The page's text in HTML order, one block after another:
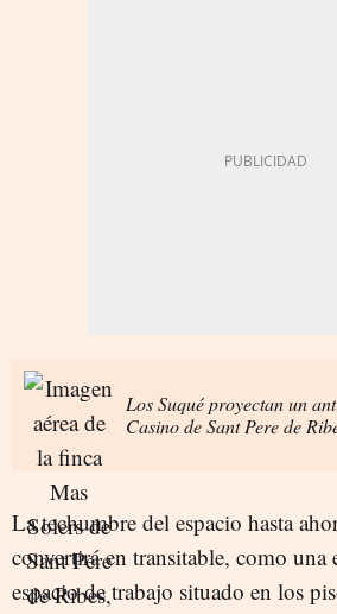
Los Suqué proyectan un
Casino de Sant Pere de
La techumbre del espacio hasta
convertirá en transitable, como una
espacio de trabajo situado en los